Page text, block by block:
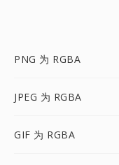
PNG 为 RGBA
JPEG 为 RGBA
GIF 为 RGBA